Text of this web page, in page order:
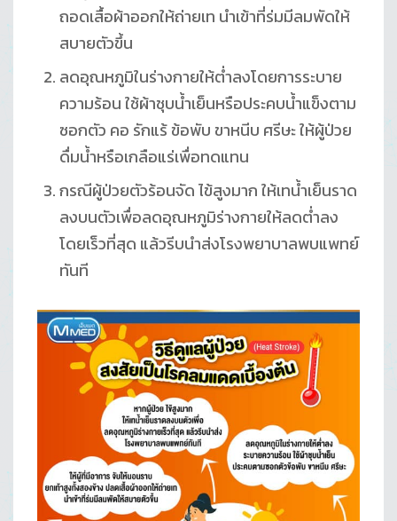
ถอดเสื้อผ้าออกให้ถ่ายเท นำเข้าที่ร่มมีลมพัดให้
สบายตัวขึ้น
ลดอุณหภูมิในร่างกายให้ต่ำลงโดยการระบาย
ความร้อน ใช้ผ้าชุบน้ำเย็นหรือประคบน้ำแข็งตาม
ซอกตัว คอ รักแร้ ข้อพับ ขาหนีบ ศรีษะ ให้ผู้ป่วย
ดื่มน้ำหรือเกลือแร่เพื่อทดแทน
กรณีผู้ป่วยตัวร้อนจัด ไข้สูงมาก ให้เทน้ำเย็นราด
ลงบนตัวเพื่อลดอุณหภูมิร่างกายให้ลดต่ำลง
โดยเร็วที่สุด แล้วรีบนำส่งโรงพยาบาลพบแพทย์
ทันที